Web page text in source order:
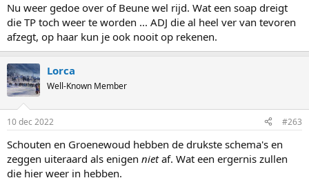
Nu weer gedoe over of Beune wel rijd. Wat een soap dreigt
die TP toch weer te worden ... ADJ die al heel ver van tevoren
afzegt, op haar kun je ook nooit op rekenen.
Lorca
Well-Known Member
10 dec 2022 #263
Schouten en Groenewoud hebben de drukste schema's en
zeggen uiteraard als enigen nietaf. Wat een ergernis zullen
die hier weer in hebben.